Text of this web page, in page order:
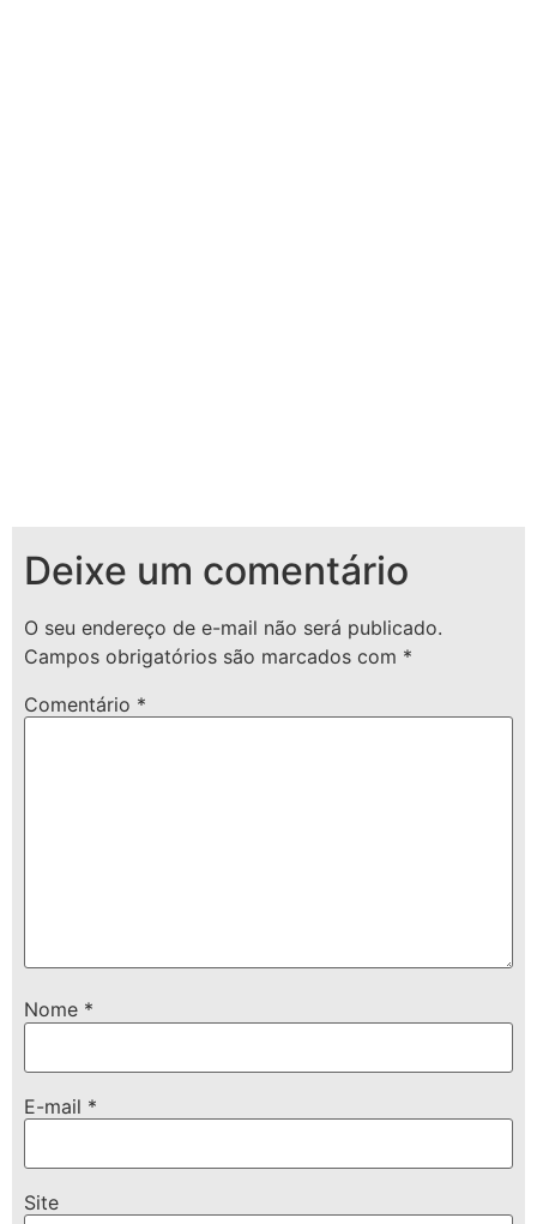
Deixe um comentário
O seu endereço de e-mail não será publicado.
Campos obrigatórios são marcados com *
Comentário *
Nome *
E-mail *
Site